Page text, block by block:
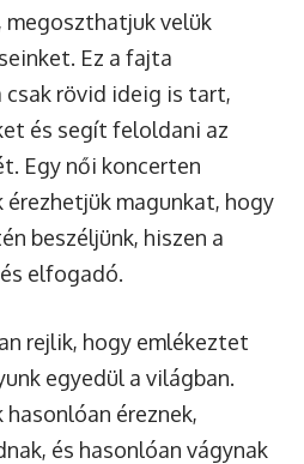
velük
Ez a fajta
csak rövid ideig is tart,
és segít feloldani az
Egy női koncerten
érezhetjük magunkat, hogy
beszéljünk, hiszen a
elfogadó.
rejlik, hogy emlékeztet
egyedül a világban.
hasonlóan éreznek,
és hasonlóan vágynak